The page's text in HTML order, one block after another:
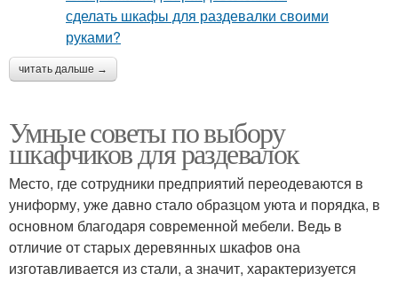
читать дальше →
Умные советы по выбору
шкафчиков для раздевалок
Место, где сотрудники предприятий переодеваются в
униформу, уже давно стало образцом уюта и порядка, в
основном благодаря современной мебели. Ведь в
отличие от старых деревянных шкафов она
изготавливается из стали, а значит, характеризуется